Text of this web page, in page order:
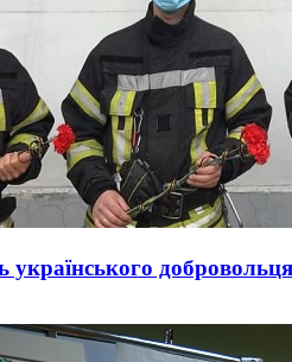
українського добровольця